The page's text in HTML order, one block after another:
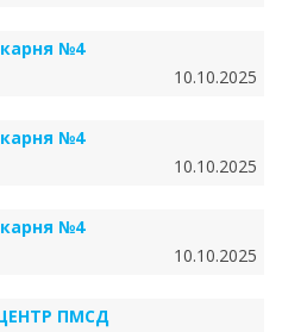
№4
10.10.2025
№4
10.10.2025
№4
10.10.2025
ПМСД